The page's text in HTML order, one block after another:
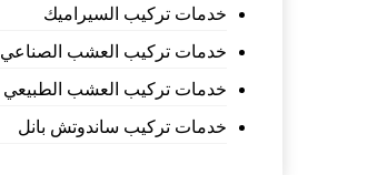
خدمات تركيب السيراميك
خدمات تركيب العشب الصناعي
خدمات تركيب العشب الطبيعي
خدمات تركيب ساندوتش بانل